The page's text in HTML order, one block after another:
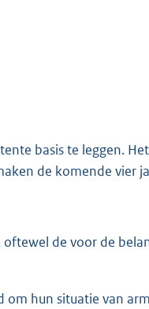
basis te leggen.
de komende vier
de voor de
hun situatie van